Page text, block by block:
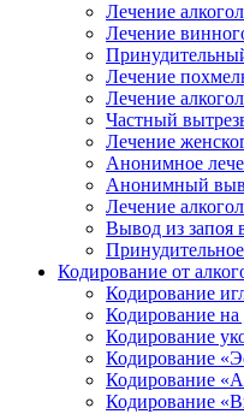
Лечение
Лечение
Лечение
Лечение
Частный
Лечение
Анонимное
Анонимный
Лечение
Вывод из запоя
Кодирование от
Кодирование
Кодирование
Кодирование
Кодирование
Кодирование
Кодирование